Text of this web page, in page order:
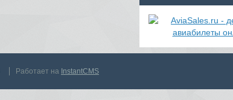
Работает на InstantCMS